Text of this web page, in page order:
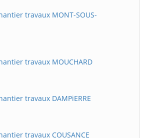
travaux MONT-SOUS-
travaux MOUCHARD
travaux DAMPiERRE
travaux COUSANCE